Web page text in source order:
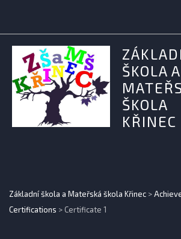
ŠKOLA A
ŠKOLA
KŘINEC
Základní škola a Mateřská škola Křinec >
Certifications > Certificate 1